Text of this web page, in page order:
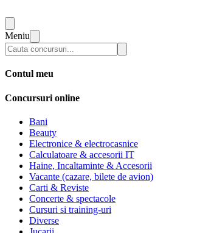
Meniu
Contul meu
Concursuri online
Bani
Beauty
Electronice & electrocasnice
Calculatoare & accesorii IT
Haine, Incaltaminte & Accesorii
Vacante (cazare, bilete de avion)
Carti & Reviste
Concerte & spectacole
Cursuri si training-uri
Diverse